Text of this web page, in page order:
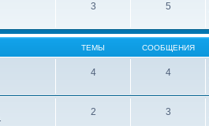
3 5
ТЕМЫ СООБЩЕНИЯ
4 4
2 3